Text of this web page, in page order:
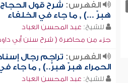
الفهرس: شرح قول
هبرٌ ...) , ما جاء في الخلفاء
للشيخ: عبد المحسن العباد
جزء من محاضرة ( شرح سنن أبي داود
الفهرس: تراجم رجال
الحمراء هبرٌ هبرٌ..) , ما جاء
للشيخ: عبد المحسن العباد